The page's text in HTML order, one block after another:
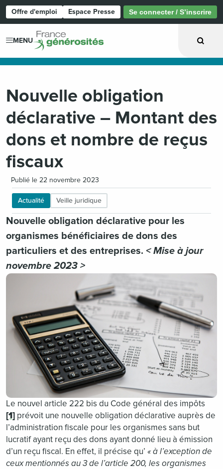
Offre d'emploi Espace Presse Se connecter / S’inscrire
MENU
Nouvelle obligation
déclarative – Montant des
dons et nombre de reçus
fiscaux
Publié le 22 novembre 2023
Actualité Veille juridique
Nouvelle obligation déclarative pour les
organismes bénéficiaires de dons des
particuliers et des entreprises. < Mise à jour
novembre 2023 >
Le nouvel article 222 bis du Code général des impôts
[1] prévoit une nouvelle obligation déclarative auprès de
l’administration fiscale pour les organismes sans but
lucratif ayant reçu des dons ayant donné lieu à émission
d’un reçu fiscal. En effet, il précise qu’ « à l’exception de
ceux mentionnés au 3 de l’article 200, les organismes